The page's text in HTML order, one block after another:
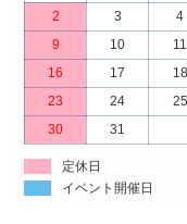
2
3 4
9
10 11
16
17 18
23
24 25
30
31
定休日
イベント開催日